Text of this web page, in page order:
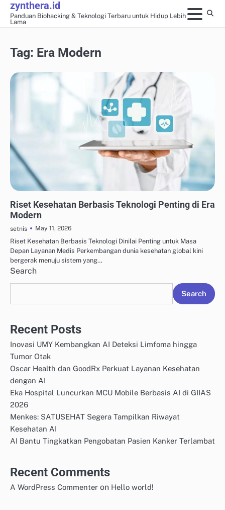
Skip
content
zynthera.id
Panduan Biohacking & Teknologi Terbaru untuk Hidup Lebih
Lama
Tag: Era Modern
Riset Kesehatan Berbasis Teknologi Penting di Era
Modern
setnis
May 11, 2026
Riset Kesehatan Berbasis Teknologi Dinilai Penting untuk Masa
Depan Layanan Medis Perkembangan dunia kesehatan global kini
bergerak menuju sistem yang…
Search
Search
Recent Posts
Inovasi UMY Kembangkan AI Deteksi Limfoma hingga
Tumor Otak
Oscar Health dan GoodRx Perkuat Layanan Kesehatan
dengan AI
Eka Hospital Luncurkan MCU Mobile Berbasis AI di GIIAS
2026
Menkes: SATUSEHAT Segera Tampilkan Riwayat
Kesehatan AI
AI Bantu Tingkatkan Pengobatan Pasien Kanker Terlambat
Recent Comments
A WordPress Commenter on Hello world!